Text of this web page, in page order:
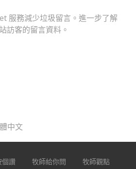
服務減少垃圾留言。 進一步了解
訪客的留言資料。
中文
個讚 牧師給你問 牧師觀點